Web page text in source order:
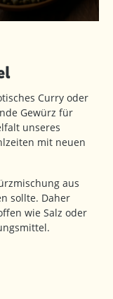
Curry oder
Gewürz für
unseres
mit neuen
aus
sollte. Daher
wie Salz oder